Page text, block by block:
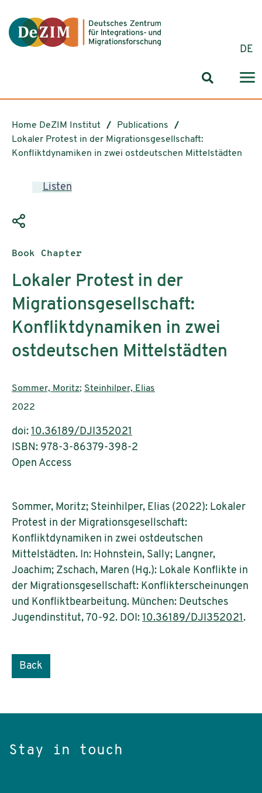
DE
Search
Home DeZIM Institut
Publications
Lokaler Protest in der Migrationsgesellschaft:
Konfliktdynamiken in zwei ostdeutschen Mittelstädten
Listen
Publication type:
Book Chapter
Lokaler Protest in der
Migrationsgesellschaft:
Konfliktdynamiken in zwei
ostdeutschen Mittelstädten
Authors:
Sommer, Moritz; Steinhilper, Elias
Publication year:
2022
doi: 10.36189/DJI352021
ISBN: 978-3-86379-398-2
Open Access
Sommer, Moritz; Steinhilper, Elias (2022): Lokaler
Protest in der Migrationsgesellschaft:
Konfliktdynamiken in zwei ostdeutschen
Mittelstädten. In: Hohnstein, Sally; Langner,
Joachim; Zschach, Maren (Hg.): Lokale Konflikte in
der Migrationsgesellschaft: Konflikterscheinungen
und Konfliktbearbeitung. München: Deutsches
Jugendinstitut, 70-92. DOI: 10.36189/DJI352021.
Back
Stay in touch